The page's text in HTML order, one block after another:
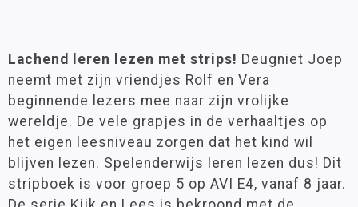
Lachend leren lezen met strips! Deugniet Joep
neemt met zijn vriendjes Rolf en Vera
beginnende lezers mee naar zijn vrolijke
wereldje. De vele grapjes in de verhaaltjes op
het eigen leesniveau zorgen dat het kind wil
blijven lezen. Spelenderwijs leren lezen dus! Dit
stripboek is voor groep 5 op AVI E4, vanaf 8 jaar.